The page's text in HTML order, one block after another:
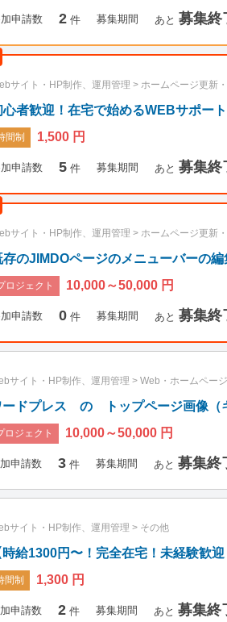
申請数 2 件 募集期間 あと 募集終
サイト・HP制作、運用管理 > ホームページ更新
心者歓迎！在宅で始めるWEBサポー
間制 1,500 円
申請数 5 件 募集期間 あと 募集終
サイト・HP制作、運用管理 > ホームページ更新
存のJIMDOページのメニューバーの編
ロジェクト 10,000～50,000 円
申請数 0 件 募集期間 あと 募集終
サイト・HP制作、運用管理 > Web・ホームペー
ードプレス の トップページ画像（
ロジェクト 10,000～50,000 円
申請数 3 件 募集期間 あと 募集終
サイト・HP制作、運用管理 > その他
時給1300円〜！完全在宅！未経験歓
間制 1,300 円
申請数 2 件 募集期間 あと 募集終